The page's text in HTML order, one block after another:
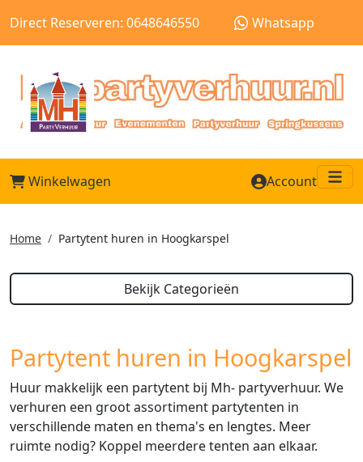
Direct Reserveren: 0648646550 Whatsapp
Winkelwagen Account
Home Partytent huren in Hoogkarspel
Bekijk Categorieën
Partytent huren in Hoogkarspel
Huur makkelijk een partytent bij Mh- partyverhuur. We
verhuren een groot assortiment partytenten in
verschillende maten en thema's en lengtes. Meer
ruimte nodig? Koppel meerdere tenten aan elkaar.